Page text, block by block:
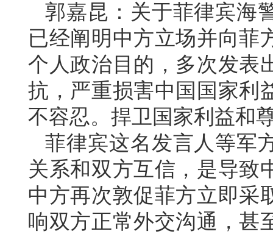
郭嘉昆：关于菲律宾海
已经阐明中方立场并向菲
个人政治目的，多次发表
抗，严重损害中国国家利
不容忍。捍卫国家利益和
菲律宾这名发言人等军
关系和双方互信，是导致
中方再次敦促菲方立即采
响双方正常外交沟通，甚